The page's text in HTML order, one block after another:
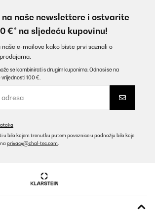
ein USB A Adapter benötigt. Da sollte man mit
holzoptik Oberfläche, der Acryl‑Tür und der
LED‑Beleuchtung richtig was her. Ideal, um seine
naše newslettere i ostvarite
€* na sljedeću kupovinu!
e-mailove kako biste prvi saznali o
se kombinirati s drugim kuponima. Odnosi se na
100 €.
u bilo kojem trenutku putem poveznice u podnožju bilo koje
privacy@chal-tec.com